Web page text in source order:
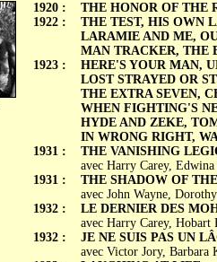
1920 :
1922 :
1923 :
1931 :
1931 :
1932 :
1932 :
THE HONOR OF THE
THE TEST, HIS OWN
LARAMIE AND ME,
MAN TRACKER, THE
HERE'S YOUR MAN,
LOST STRAYED OR
THE EXTRA SEVEN,
WHEN FIGHTING'S
HYDE AND ZEKE,
IN WRONG RIGHT,
THE VANISHING
avec Harry Carey,
THE SHADOW OF
avec John Wayne,
LE DERNIER DES
avec Harry Carey,
JE NE SUIS PAS UN
avec Victor Jory,